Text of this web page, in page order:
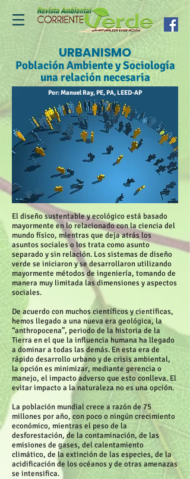
URBANISMO
Población Ambiente y Sociología
una relación necesaria
Por: Manuel Ray, PE, PA, LEED-AP
El diseño sustentable y ecológico está basado
mayormente en lo relacionado con la ciencia del
mundo físico, mientras que deja atrás los
asuntos sociales o los trata como asunto
separado y sin relación. Los sistemas de diseño
verde se iniciaron y se desarrollaron utilizando
mayormente métodos de ingeniería, tomando de
manera muy limitada las dimensiones y aspectos
sociales.
De acuerdo con muchos científicos y científicas,
hemos llegado a una nueva era geológica, la
“anthropocena”, periodo de la historia de la
Tierra en el que la influencia humana ha llegado
a dominar a todas las demás. En esta era de
rápido desarrollo urbano y de crisis ambiental,
la opción es minimizar, mediante gerencia o
manejo, el impacto adverso que esto conlleva. El
evitar impacto a la naturaleza no es una opción.
La población mundial crece a razón de 75
millones por año, con poco o ningún crecimiento
económico, mientras el peso de la
desforestación, de la contaminación, de las
emisiones de gases, del calentamiento
climático, de la extinción de las especies, de la
acidificación de los océanos y de otras amenazas
se intensifica.